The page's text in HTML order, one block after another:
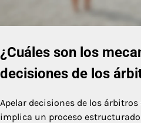
¿Cuáles son los
decisiones de los
Apelar decisiones de los árbitros
implica un proceso